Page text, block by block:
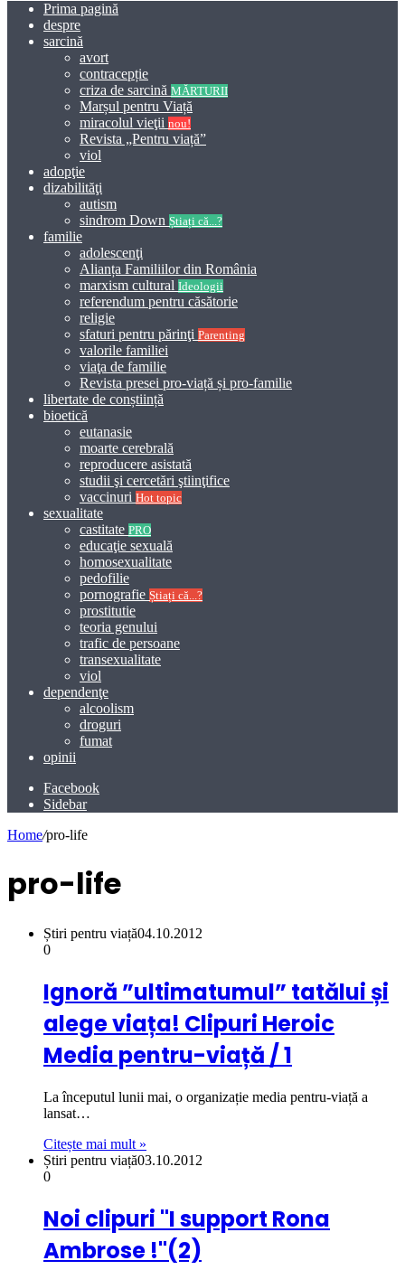
Prima pagină
despre
sarcină
avort
contracepție
criza de sarcină MĂRTURII
Marșul pentru Viață
miracolul vieţii nou!
Revista „Pentru viață”
viol
adopţie
dizabilităţi
autism
sindrom Down Știați că...?
familie
adolescenţi
Alianța Familiilor din România
marxism cultural Ideologii
referendum pentru căsătorie
religie
sfaturi pentru părinţi Parenting
valorile familiei
viaţa de familie
Revista presei pro-viață și pro-familie
libertate de conștiință
bioetică
eutanasie
moarte cerebrală
reproducere asistată
studii şi cercetări ştiinţifice
vaccinuri Hot topic
sexualitate
castitate PRO
educaţie sexuală
homosexualitate
pedofilie
pornografie Știați că...?
prostitutie
teoria genului
trafic de persoane
transexualitate
viol
dependenţe
alcoolism
droguri
fumat
opinii
Facebook
Sidebar
Home/pro-life
pro-life
Știri pentru viață04.10.2012
0
Ignoră ”ultimatumul” tatălui și
alege viața! Clipuri Heroic
Media pentru-viață / 1
La începutul lunii mai, o organizație media pentru-viață a
lansat…
Citește mai mult »
Știri pentru viață03.10.2012
0
Noi clipuri "I support Rona
Ambrose !"(2)